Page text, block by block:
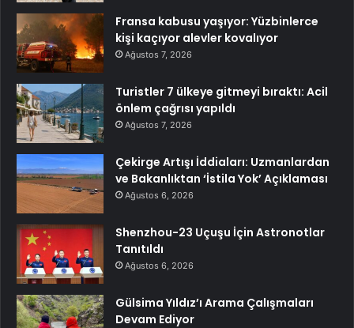
Fransa kabusu yaşıyor: Yüzbinlerce
kişi kaçıyor alevler kovalıyor
Ağustos 7, 2026
Turistler 7 ülkeye gitmeyi bıraktı: Acil
önlem çağrısı yapıldı
Ağustos 7, 2026
Çekirge Artışı İddiaları: Uzmanlardan
ve Bakanlıktan ‘İstila Yok’ Açıklaması
Ağustos 6, 2026
Shenzhou-23 Uçuşu İçin Astronotlar
Tanıtıldı
Ağustos 6, 2026
Gülsima Yıldız’ı Arama Çalışmaları
Devam Ediyor